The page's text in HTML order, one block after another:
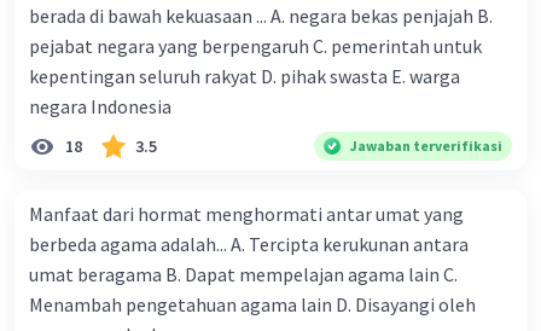
berada di bawah kekuasaan ... A. negara bekas penjajah B.
pejabat negara yang berpengaruh C. pemerintah untuk
kepentingan seluruh rakyat D. pihak swasta E. warga
negara Indonesia
18 3.5 Jawaban terverifikasi
Manfaat dari hormat menghormati antar umat yang
berbeda agama adalah... A. Tercipta kerukunan antara
umat beragama B. Dapat mempelajan agama lain C.
Menambah pengetahuan agama lain D. Disayangi oleh